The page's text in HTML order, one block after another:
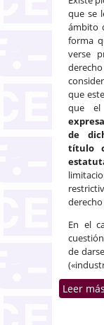
que se
ámbito
forma
verse
que
que el
de
título
En el
de
Leer más